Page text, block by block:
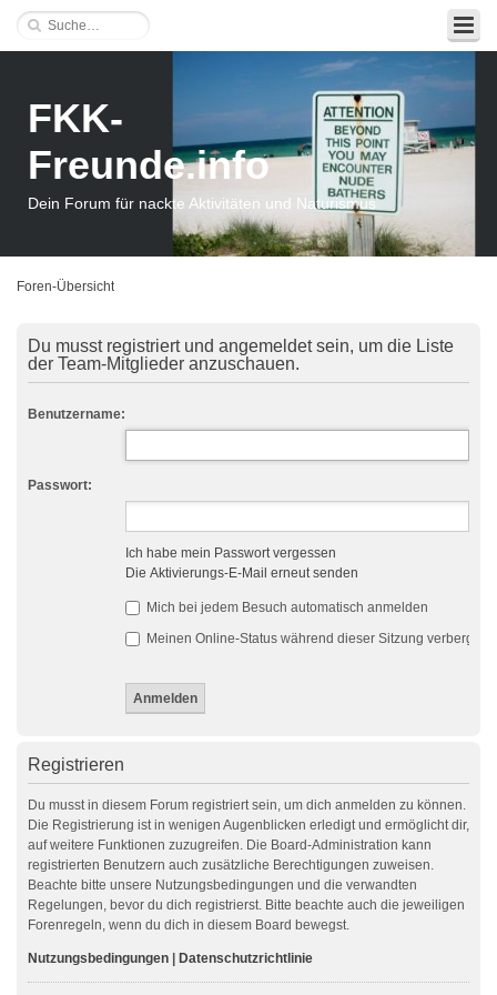
FKK-
Freunde.info
Dein Forum für nackte Aktivitäten und Naturismus
Foren-Übersicht
Du musst registriert und angemeldet sein, um die Liste
der Team-Mitglieder anzuschauen.
Benutzername:
Passwort:
Ich habe mein Passwort vergessen
Die Aktivierungs-E-Mail erneut senden
Mich bei jedem Besuch automatisch anmelden
Meinen Online-Status während dieser Sitzung verbergen
Registrieren
Du musst in diesem Forum registriert sein, um dich anmelden zu können.
Die Registrierung ist in wenigen Augenblicken erledigt und ermöglicht dir,
auf weitere Funktionen zuzugreifen. Die Board-Administration kann
registrierten Benutzern auch zusätzliche Berechtigungen zuweisen.
Beachte bitte unsere Nutzungsbedingungen und die verwandten
Regelungen, bevor du dich registrierst. Bitte beachte auch die jeweiligen
Forenregeln, wenn du dich in diesem Board bewegst.
Nutzungsbedingungen Datenschutzrichtlinie